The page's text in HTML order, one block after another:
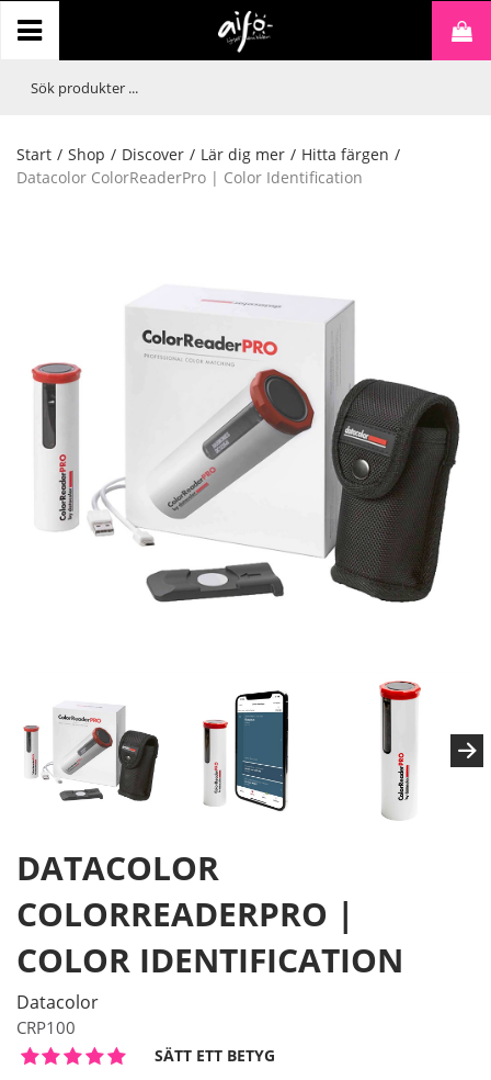
Start / Shop / Discover / Lär dig mer / Hitta färgen /
Datacolor ColorReaderPro | Color Identification
DATACOLOR
COLORREADERPRO |
COLOR IDENTIFICATION
Datacolor
CRP100
SÄTT ETT BETYG